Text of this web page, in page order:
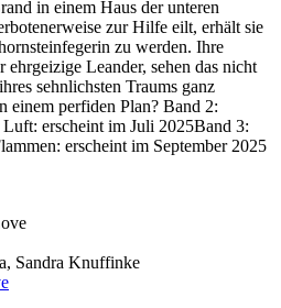
in einem Haus der unteren
zur Hilfe eilt, erhält sie
zu werden. Ihre
Leander, sehen das nicht
sehnlichsten Traums ganz
einem perfiden Plan? Band 2:
erscheint im Juli 2025Band 3:
erscheint im September 2025
Sandra Knuffinke